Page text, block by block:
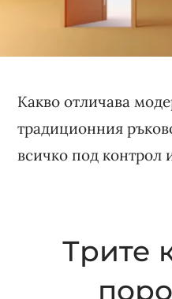
Какво отличава
традиционния
всичко под контрол
Трите